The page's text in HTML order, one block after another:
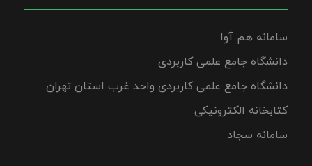
سامانه هم آوا
دانشگاه جامع علمی کاربردی
دانشگاه جامع علمی کاربردی واحد غرب استان تهران
کتابخانه الکترونیکی
سامانه سجاد